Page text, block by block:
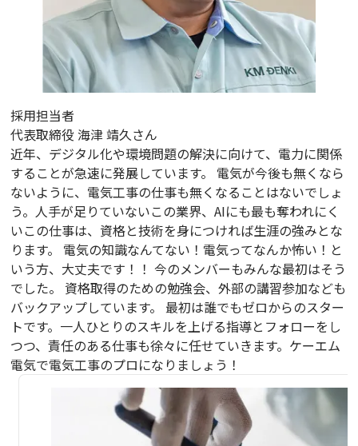
採用担当者
代表取締役 海津 靖久さん
近年、デジタル化や環境問題の解決に向けて、電力に関係
することが急速に発展しています。 電気が今後も無くなら
ないように、電気工事の仕事も無くなることはないでしょ
う。人手が足りていないこの業界、AIにも最も奪われにく
いこの仕事は、資格と技術を身につければ生涯の強みとな
ります。 電気の知識なんてない！電気ってなんか怖い！と
いう方、大丈夫です！！ 今のメンバーもみんな最初はそう
でした。 資格取得のための勉強会、外部の講習参加なども
バックアップしています。 最初は誰でもゼロからのスター
トです。一人ひとりのスキルを上げる指導とフォローをし
つつ、責任のある仕事も徐々に任せていきます。ケーエム
電気で電気工事のプロになりましょう！